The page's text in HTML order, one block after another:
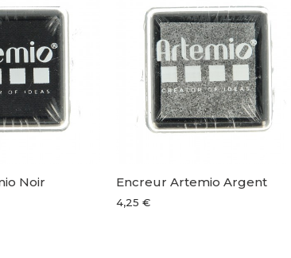
Noir Encreur Artemio Argent
4,25 €